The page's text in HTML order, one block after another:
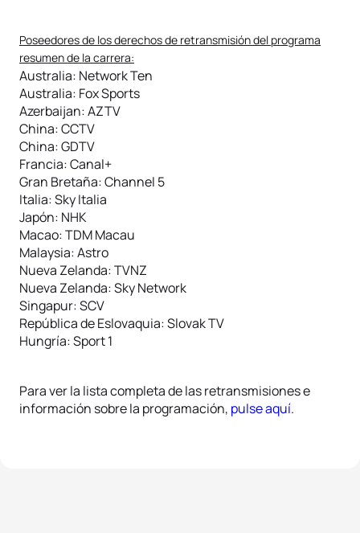
Poseedores de los derechos de retransmisión del programa
resumen de la carrera:
Australia: Network Ten
Australia: Fox Sports
Azerbaijan: AZTV
China: CCTV
China: GDTV
Francia: Canal+
Gran Bretaña: Channel 5
Italia: Sky Italia
Japón: NHK
Macao: TDM Macau
Malaysia: Astro
Nueva Zelanda: TVNZ
Nueva Zelanda: Sky Network
Singapur: SCV
República de Eslovaquia: Slovak TV
Hungría: Sport 1
Para ver la lista completa de las retransmisiones e
información sobre la programación, pulse aquí.